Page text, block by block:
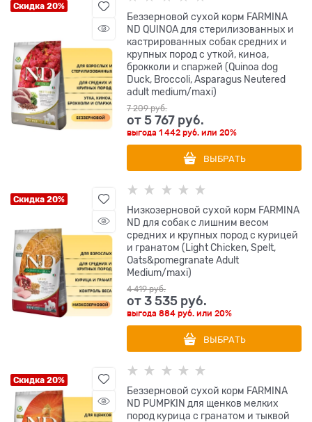
Скидка 20%
Беззерновой cухой корм FARMINA
ND QUINOA для стерилизованных и
кастрированных собак средних и
крупных пород с уткой, киноа,
брокколи и спаржей (Quinoa dog
Duck, Broccoli, Asparagus Neutered
adult medium/maxi)
7 209 руб.
от5 767 руб.
выгода1 442 руб. или20%
ВЫБРАТЬ
Скидка 20%
Низкозерновой cухой корм FARMINA
ND для собак с лишним весом
средних и крупных пород с курицей
и гранатом (Light Chicken, Spelt,
Oats&pomegranate Adult
Medium/maxi)
4 419 руб.
от3 535 руб.
выгода884 руб. или20%
ВЫБРАТЬ
Скидка 20%
Беззерновой cухой корм FARMINA
ND PUMPKIN для щенков мелких
пород курица с гранатом и тыквой